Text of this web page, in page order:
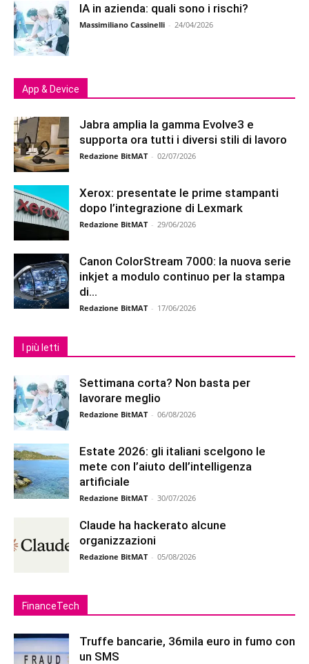
IA in azienda: quali sono i rischi?
Massimiliano Cassinelli - 24/04/2026
App & Device
Jabra amplia la gamma Evolve3 e
supporta ora tutti i diversi stili di lavoro
Redazione BitMAT - 02/07/2026
Xerox: presentate le prime stampanti
dopo l’integrazione di Lexmark
Redazione BitMAT - 29/06/2026
Canon ColorStream 7000: la nuova serie
inkjet a modulo continuo per la stampa
di...
Redazione BitMAT - 17/06/2026
I più letti
Settimana corta? Non basta per
lavorare meglio
Redazione BitMAT - 06/08/2026
Estate 2026: gli italiani scelgono le
mete con l’aiuto dell’intelligenza
artificiale
Redazione BitMAT - 30/07/2026
Claude ha hackerato alcune
organizzazioni
Redazione BitMAT - 05/08/2026
FinanceTech
Truffe bancarie, 36mila euro in fumo con
un SMS